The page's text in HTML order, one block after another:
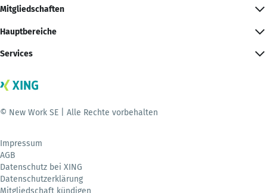
Mitgliedschaften
Hauptbereiche
Services
© New Work SE | Alle Rechte vorbehalten
Impressum
AGB
Datenschutz bei XING
Datenschutzerklärung
Mitgliedschaft kündigen